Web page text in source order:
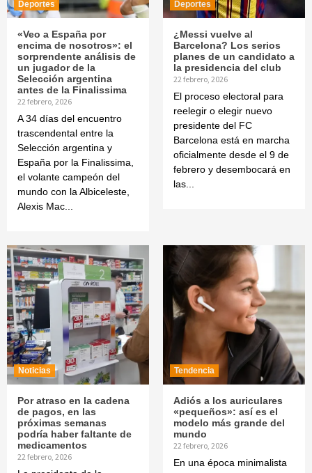
Deportes
«Veo a España por
encima de nosotros»: el
sorprendente análisis de
un jugador de la
Selección argentina
antes de la Finalissima
22 febrero, 2026
A 34 días del encuentro
trascendental entre la
Selección argentina y
España por la Finalissima,
el volante campeón del
mundo con la Albiceleste,
Alexis Mac...
Deportes
¿Messi vuelve al
Barcelona? Los serios
planes de un candidato a
la presidencia del club
22 febrero, 2026
El proceso electoral para
reelegir o elegir nuevo
presidente del FC
Barcelona está en marcha
oficialmente desde el 9 de
febrero y desembocará en
las...
Noticias
Por atraso en la cadena
de pagos, en las
próximas semanas
podría haber faltante de
medicamentos
22 febrero, 2026
Tendencia
Adiós a los auriculares
«pequeños»: así es el
modelo más grande del
mundo
22 febrero, 2026
En una época minimalista